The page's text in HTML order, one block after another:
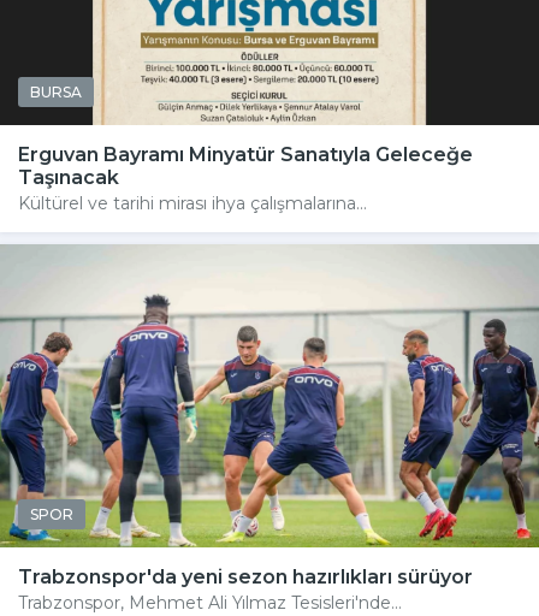
BURSA
Erguvan Bayramı Minyatür Sanatıyla Geleceğe
Taşınacak
Kültürel ve tarihi mirası ihya çalışmalarına...
SPOR
Trabzonspor'da yeni sezon hazırlıkları sürüyor
Trabzonspor, Mehmet Ali Yılmaz Tesisleri'nde...